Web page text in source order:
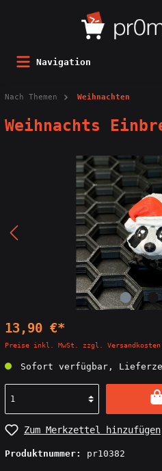
Navigation
Nach Themen Weihnachten
Weihnachts
13,90 €*
Preise inkl. MwSt. zzgl. Versandkosten
Sofort verfügbar,
Zum Merkzettel hinzufügen
Produktnummer: pr10382